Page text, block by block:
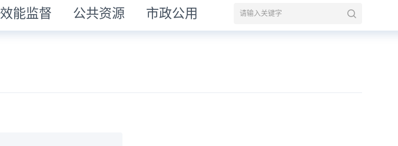
效能监督 公共资源 市政公用